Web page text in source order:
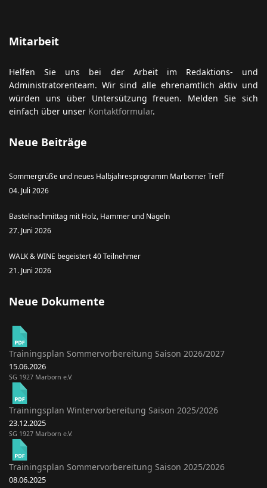
Mitarbeit
Helfen Sie uns bei der Arbeit im Redaktions- und
Administratorenteam. Wir sind alle ehrenamtlich aktiv und
würden uns über Untersützung freuen. Melden Sie sich
einfach über unser Kontaktformular.
Neue Beiträge
Sommergrüße und neues Halbjahresprogramm Marborner Treff
04. Juli 2026
Bastelnachmittag mit Holz, Hammer und Nägeln
27. Juni 2026
WALK & WINE begeistert 40 Teilnehmer
21. Juni 2026
Neue Dokumente
Trainingsplan Sommervorbereitung Saison 2026/2027
15.06.2026
SG 1927 Marborn e.V.
Trainingsplan Wintervorbereitung Saison 2025/2026
23.12.2025
SG 1927 Marborn e.V.
Trainingsplan Sommervorbereitung Saison 2025/2026
08.06.2025